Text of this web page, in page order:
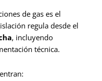
de gas es el
regula desde el
, incluyendo
técnica.